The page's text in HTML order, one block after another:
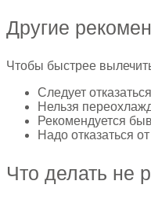
Другие
Чтобы быстрее
Следует
Нельзя
Рекомендуется
Надо отказаться
Что делать не